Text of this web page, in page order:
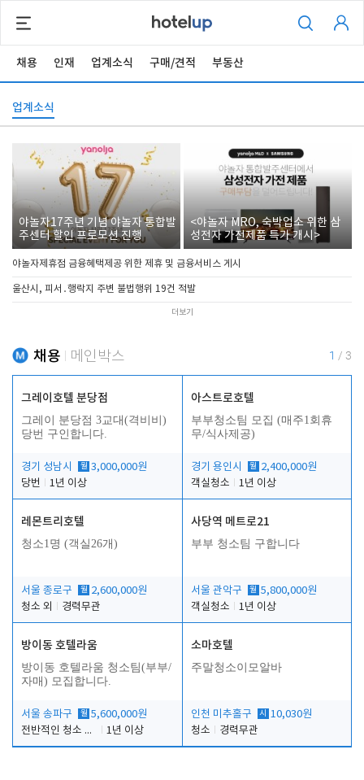
채용 인재 업계소식 구매/견적 부동산
업계소식
야놀자17주년 기념 야놀자 통합발
주센터 할인 프로모션 진행
<야놀자 MRO, 숙박업소 위한 삼
성전자 가전제품 특가 개시>
야놀자제휴점 금융혜택제공 위한 제휴 및 금융서비스 게시
울산시, 피서․행락지 주변 불법행위 19건 적발
더보기
채용 메인박스 1 / 3
그레이호텔 분당점
그레이 분당점 3교대(격비비)
당번 구인합니다.
경기 성남시 월 3,000,000원
당번
1년 이상
아스트로호텔
부부청소팀 모집 (매주1회휴
무/식사제공)
경기 용인시 월 2,400,000원
객실청소
1년 이상
레몬트리호텔
청소1명 (객실26개)
서울 종로구 월 2,600,000원
청소 외
경력무관
사당역 메트로21
부부 청소팀 구합니다
서울 관악구 월 5,800,000원
객실청소
1년 이상
방이동 호텔라움
방이동 호텔라움 청소팀(부부/
자매) 모집합니다.
서울 송파구 월 5,600,000원
전반적인 청소 업무(객실청소.객실정리)
1년 이상
소마호텔
주말청소이모알바
인천 미추홀구 시
10,030원
청소
경력무관